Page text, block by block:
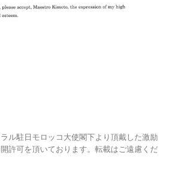
ル駐日モロッコ大使閣下より頂戴した激励
許可を頂いております。転載はご遠慮くだ